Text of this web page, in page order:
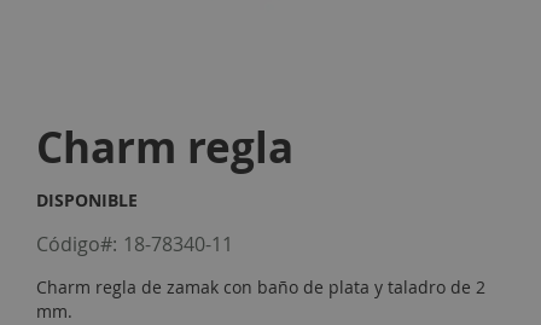
the
beginning
of
the
images
gallery
Charm regla
DISPONIBLE
Código 18-78340-11
Charm regla de zamak con baño de plata y taladro de 2
mm.